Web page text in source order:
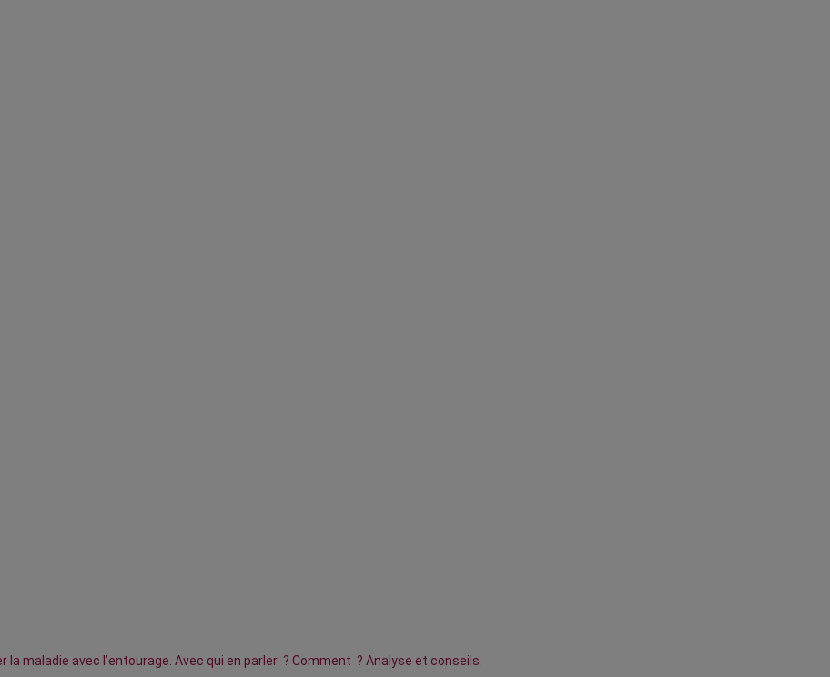
la maladie avec l’entourage. Avec qui en parler ? Comment ? Analyse et conseils.